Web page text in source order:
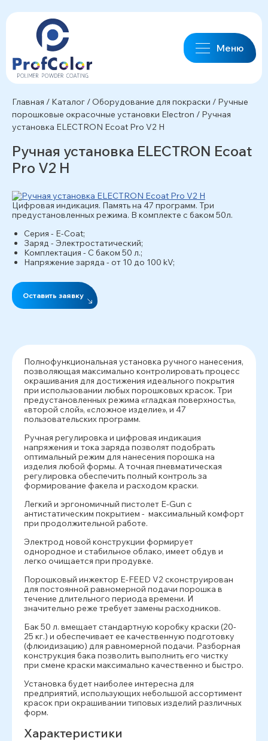
Меню
Главная / Каталог / Оборудование для покраски / Ручные
порошковые окрасочные установки Electron / Ручная
установка ELECTRON Ecoat Pro V2 H
Ручная установка ELECTRON Ecoat
Pro V2 H
Цифровая индикация. Память на 47 программ. Три
предустановленных режима. В комплекте с баком 50л.
Серия - E-Coat;
Заряд - Электростатический;
Комплектация - С баком 50 л.;
Напряжение заряда - от 10 до 100 kV;
Оставить заявку
Полнофункциональная установка ручного нанесения,
позволяющая максимально контролировать процесс
окрашивания для достижения идеального покрытия
при использовании любых порошковых красок. Три
предустановленных режима «гладкая поверхность»,
«второй слой», «сложное изделие», и 47
пользовательских программ.
Ручная регулировка и цифровая индикация
напряжения и тока заряда позволят подобрать
оптимальный режим для нанесения порошка на
изделия любой формы. А точная пневматическая
регулировка обеспечить полный контроль за
формирование факела и расходом краски.
Легкий и эргономичный пистолет E-Gun с
антистатическим покрытием - максимальный комфорт
при продолжительной работе.
Электрод новой конструкции формирует
однородное и стабильное облако, имеет обдув и
легко очищается при продувке.
Порошковый инжектор E-FEED V2 сконструирован
для постоянной равномерной подачи порошка в
течение длительного периода времени. И
значительно реже требует замены расходников.
Бак 50 л. вмещает стандартную коробку краски (20-
25 кг.) и обеспечивает ее качественную подготовку
(флюидизацию) для равномерной подачи. Разборная
конструкция бака позволить выполнить его чистку
при смене краски максимально качественно и быстро.
Установка будет наиболее интересна для
предприятий, использующих небольшой ассортимент
красок при окрашивании типовых изделий различных
форм.
Характеристики